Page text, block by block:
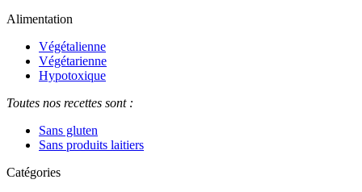
Alimentation
Végétalienne
Végétarienne
Hypotoxique
Toutes nos recettes sont :
Sans gluten
Sans produits laitiers
Catégories